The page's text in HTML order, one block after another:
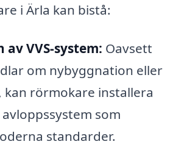
i Ärla kan bistå:
VVS-system: Oavsett
om nybyggnation eller
rörmokare installera
som
standarder.